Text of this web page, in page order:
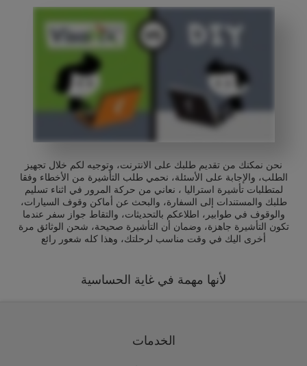
نحن نمكنك من تقديم طلبك على الانترنت، وتوجيه لكم خلال تجهيز
الطلب، والإجابة على الأسئلة، نحمي طلب التأشيرة من الأخطاء وفقا
لمتطلبات تأشيرة استراليا ، نعاني من حركة المرور في اثناء تسليم
طلبك والمستندات إلى السفارة، والبحث عن أماكن وقوف السيارات،
والوقوف في طوابير، اطلاعكم بالتحديثات، والتقاط جواز سفر عندما
تكون التأشيرة جاهزة، وضمان أن التأشيرة صحيحة، شحن الوثائق مرة
أخرى اليك في وقت مناسب لرحلتك، وهذا كله شعور رائع
لأنها مهمة في غاية الحساسية
الخدمات